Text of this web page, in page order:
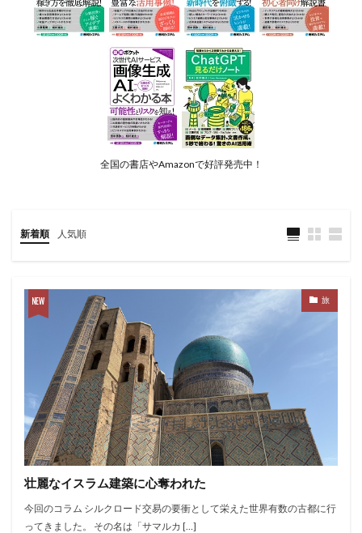
全国の書店やAmazonで好評発売中！
新着順 人気順
旅
壮麗なイスラム建築に心奪われた
今回のコラム シルクロード交易の要衝として栄えた世界有数の古都に行
ってきました。 その名は「サマルカ […]